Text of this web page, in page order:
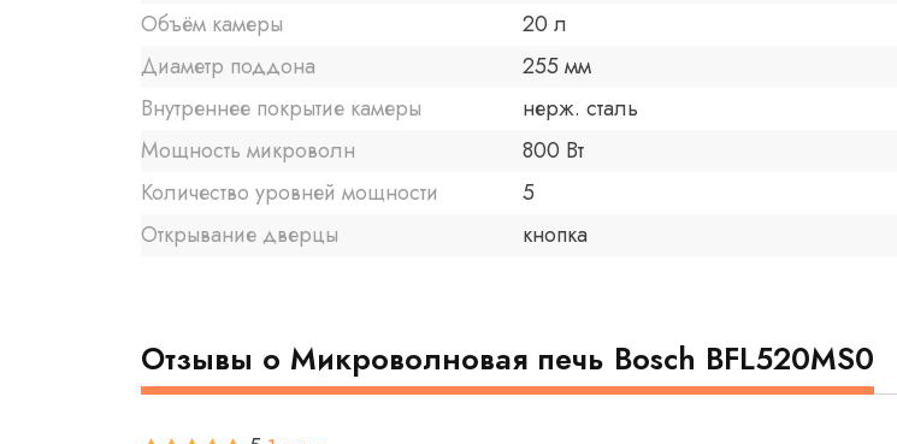
Объём камеры
20 л
Диаметр поддона
255 мм
Внутреннее покрытие камеры
нерж. сталь
Мощность микроволн
800 Вт
Количество уровней мощности
5
Открывание дверцы
кнопка
Отзывы о Микроволновая печь Bosch BFL520MS0